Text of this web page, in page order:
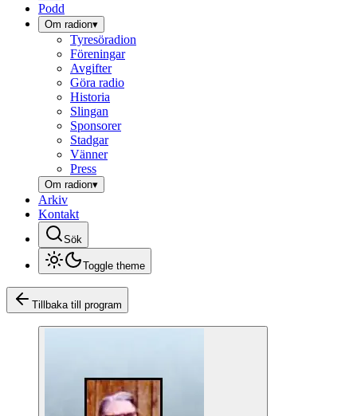
Podd
Om radion▾
Tyresöradion
Föreningar
Avgifter
Göra radio
Historia
Slingan
Sponsorer
Stadgar
Vänner
Press
Om radion▾
Arkiv
Kontakt
Sök
Toggle theme
Tillbaka till program